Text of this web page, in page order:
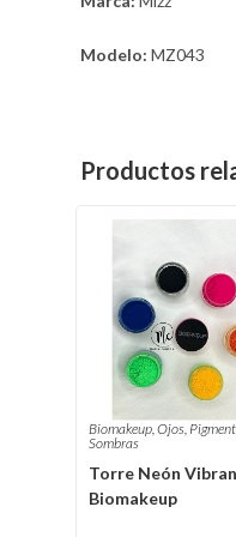
Modelo:MZ043
Productos
Biomakeup,Ojos,
Sombras
Torre Neón
Biomakeup